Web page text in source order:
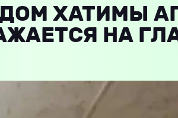
ХАТИМЫ
НА